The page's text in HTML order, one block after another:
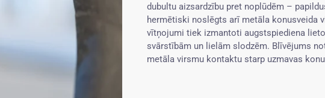
dubultu aizsardzību pret noplūdēm –
hermētiski noslēgts arī metāla konusveida
vītņojumi tiek izmantoti augstspiediena
svārstībām un lielām slodzēm. Blīvējums
metāla virsmu kontaktu starp uzmavas